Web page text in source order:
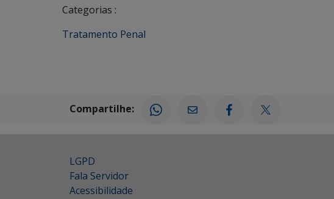
Categorias :
Tratamento Penal
Compartilhe:
LGPD
Fala Servidor
Acessibilidade